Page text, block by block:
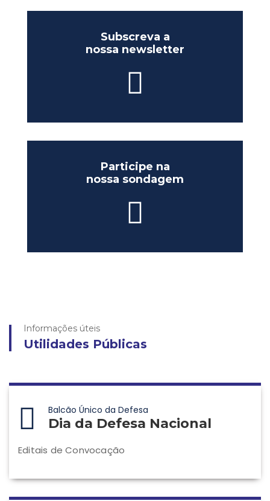
Subscreva a
nossa newsletter
Participe na
nossa sondagem
Informações úteis
Utilidades Públicas
Balcão Único da Defesa
Dia da Defesa Nacional
Editais de Convocação